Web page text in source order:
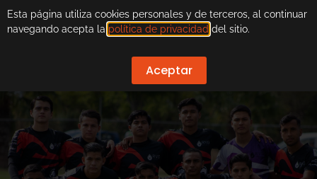
Esta página utiliza cookies personales y de terceros, al continuar
navegando acepta la política de privacidad del sitio.
Aceptar